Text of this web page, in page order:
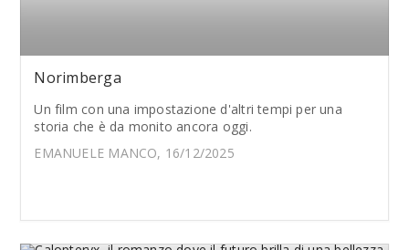
Norimberga
Un film con una impostazione d'altri tempi per una
storia che è da monito ancora oggi.
EMANUELE MANCO, 16/12/2025